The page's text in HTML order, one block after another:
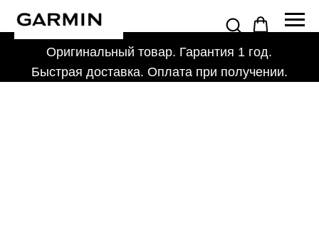
Оригинальный товар. Гарантия 1 год.
Быстрая доставка. Оплата при получении.